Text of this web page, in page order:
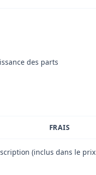
des parts
FRAIS
(inclus dans le prix